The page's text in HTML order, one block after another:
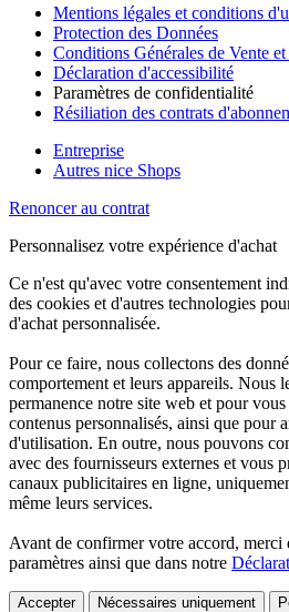
Mentions légales et conditions
Protection des Données
Conditions Générales de Vente
Déclaration d'accessibilité
Paramètres de confidentialité
Résiliation des contrats
Entreprise
Autres nice Shops
Renoncer au contrat
Personnalisez votre expérience d'achat
Ce n'est qu'avec votre consentement
des cookies et d'autres technologies
d'achat personnalisée.
Pour ce faire, nous collectons des
comportement et leurs appareils. Nous
permanence notre site web et pour
contenus personnalisés, ainsi que pour
d'utilisation. En outre, nous pouvons
avec des fournisseurs externes et vous
canaux publicitaires en ligne,
même leurs services.
Avant de confirmer votre accord, merci
paramètres ainsi que dans notre
Accepter Nécessaires uniquement